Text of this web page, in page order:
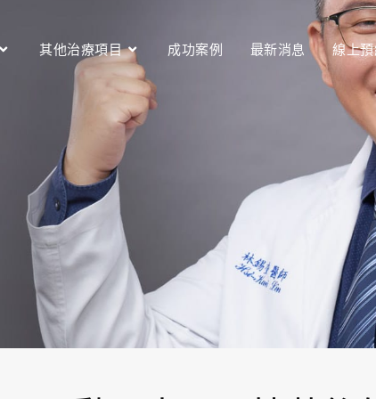
其他治療項目 成功案例 最新消息 線上